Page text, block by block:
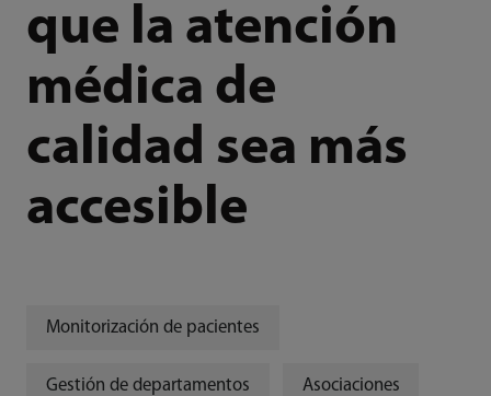
que la atención
médica de
calidad sea más
accesible
Monitorización de pacientes
Gestión de departamentos Asociaciones